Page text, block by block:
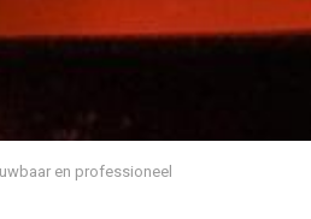
en professioneel